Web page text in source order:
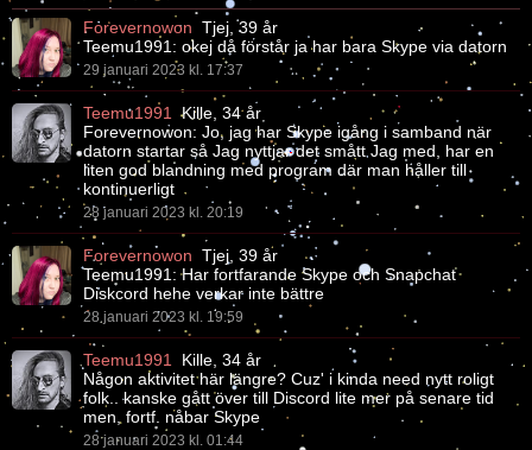
Forevernowon Tjej, 39 år
Teemu1991: okej då förstår ja har bara Skype via datorn
29 januari 2023 kl. 17:37
Teemu1991
Kille, 34 år
Forevernowon: Jo, jag har Skype igång i samband när
datorn startar så Jag nyttjar det smått Jag med, har en
liten god blandning med program där man håller till
kontinuerligt
28 januari 2023 kl. 20:19
Forevernowon Tjej, 39 år
Teemu1991: Har fortfarande Skype och Snapchat
Diskcord hehe verkar inte bättre
28 januari 2023 kl. 19:59
Teemu1991
Kille, 34 år
Någon aktivitet här längre? Cuz' i kinda need nytt roligt
folk.. kanske gått över till Discord lite mer på senare tid
men, fortf. nåbar Skype
28 januari 2023 kl. 01:44